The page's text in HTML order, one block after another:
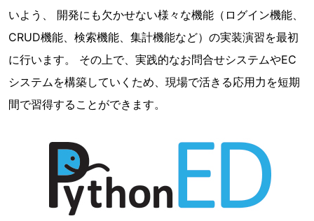
いよう、 開発にも欠かせない様々な機能（ログイン機能、
CRUD機能、検索機能、集計機能など）の実装演習を最初
に行います。 その上で、実践的なお問合せシステムやEC
システムを構築していくため、現場で活きる応用力を短期
間で習得することができます。